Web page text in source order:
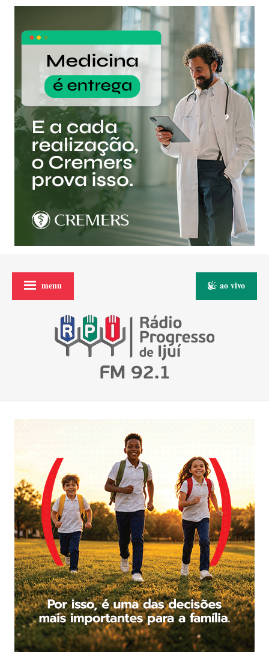
menu ao vivo